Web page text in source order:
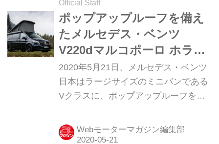
Official Staff
ポップアップルーフを備え
たメルセデス・ベンツ
V220dマルコポーロ ホライ
ゾンが発売に
2020年5月21日、メルセデス・ベンツ
日本はラージサイズのミニバンである
Vクラスに、ポップアップルーフを備
ン（Mercedes-Benz V220d Marco
Polo HORIZON）」を追加。938万円
Webモーターマガジン編集部